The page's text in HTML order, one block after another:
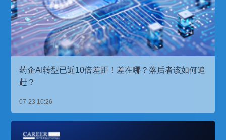
药企AI转型已近10倍差距！差在哪？落后者该如何追
赶？
07-23 10:26